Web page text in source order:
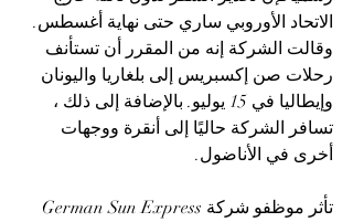
الاتحاد الأوروبي ساري حتى نهاية أغسطس.
وقالت الشركة إنه من المقرر أن تستأنف
رحلات صن إكسبريس إلى بلغاريا واليونان
وإيطاليا في 15 يوليو. بالإضافة إلى ذلك ،
تسافر الشركة حاليًا إلى أنقرة ووجهات
أخرى في الأناضول.
تأثر موظفو شركة German Sun Express